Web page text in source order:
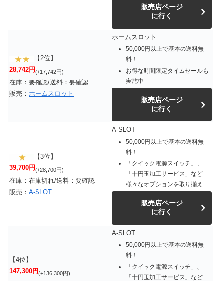
販売店ページ
に行く
【2位】
28,742円(+17,742円)
在庫：要確認/送料：要確認
販売： ホームスロット
ホームスロット
50,000円以上で基本の送料無
料！
お得な時間限定タイムセールも
実施中
販売店ページ
に行く
【3位】
39,700円(+28,700円)
在庫：在庫切れ/送料：要確認
販売： A-SLOT
A-SLOT
50,000円以上で基本の送料無
料！
「クイック電源スイッチ」、
「十円玉加工サービス」など
様々なオプションを取り揃え
販売店ページ
に行く
【4位】
147,300円(+136,300円)
A-SLOT
50,000円以上で基本の送料無
料！
「クイック電源スイッチ」、
「十円玉加工サービス」など